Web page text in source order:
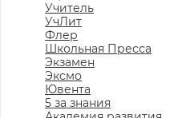
Учитель
УчЛит
Флер
Школьная Пресса
Экзамен
Эксмо
Ювента
5 за знания